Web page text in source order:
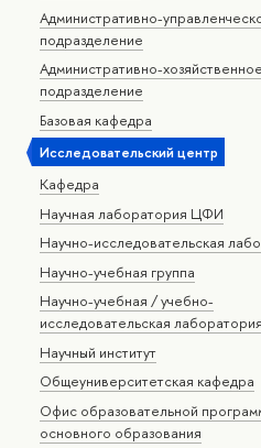
Административно-
подразделение
Административно-хозяйственное
подразделение
Базовая кафедра
Исследовательский центр
Кафедра
Научная лаборатория ЦФИ
Научно-исследовательская
Научно-учебная группа
Научно-учебная / учебно-
исследовательская лаборатория
Научный институт
Общеуниверситетская кафедра
Офис образовательной
основного образования